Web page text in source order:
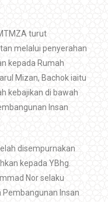
turut
melalui penyerahan
kepada Rumah
Mizan, Bachok iaitu
kebajikan di bawah
Insan
disempurnakan
kepada YBhg.
Nor selaku
Pembangunan Insan